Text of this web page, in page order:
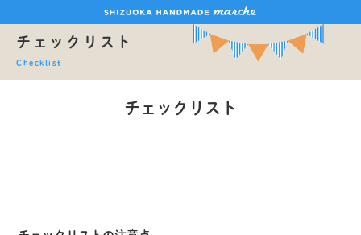
チェックリスト
Checklist
チェックリスト